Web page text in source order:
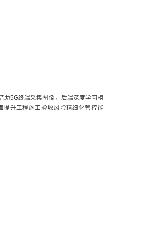
助5G终端采集图像，后端深度学习模
升工程施工验收风险精细化管控能